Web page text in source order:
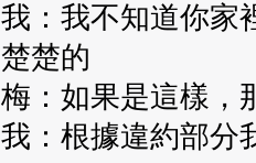
我：我不知道你家
楚楚的
梅：如果是這樣，
我：根據違約部分